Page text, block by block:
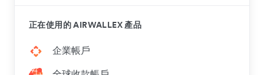
正在使用的 AIRWALLEX 產品
企業帳戶